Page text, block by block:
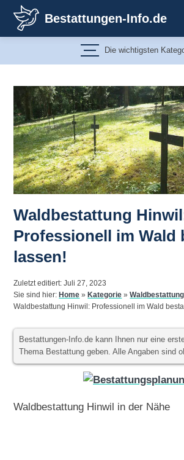
Inhalt
springen
Bestattungen-Info.de
Die wichtigsten
Waldbestattung
Professionell im Wald
lassen!
Zuletzt editiert: Juli 27, 2023
Sie sind hier:Home »Kategorie »
Waldbestattung Hinwil: Professionell im Wald
Bestattungen-Info.de kann Ihnen nur eine
Thema Bestattung geben. Alle Angaben sind
Waldbestattung Hinwil in der Nähe